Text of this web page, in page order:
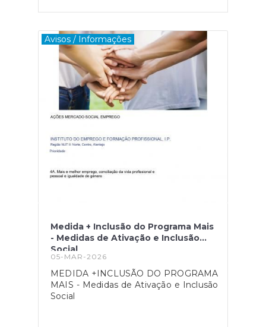
mais anos• Utentes dos Espaços
Máximo de 2 bilhetes por pessoa.Será
mais uma oportunidade para reforçar
laços, partilhar momentos e viver um
dia especial em comunidade.Contamos
consigo!
Avisos / Informações
Medida + Inclusão do Programa Mais
- Medidas de Ativação e Inclusão
Social
05-MAR-2026
MEDIDA +INCLUSÃO DO PROGRAMA
MAIS - Medidas de Ativação e Inclusão
Social